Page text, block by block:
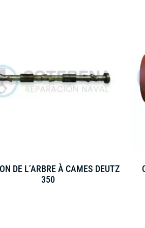
DE L’ARBRE À CAMES DEUTZ
350